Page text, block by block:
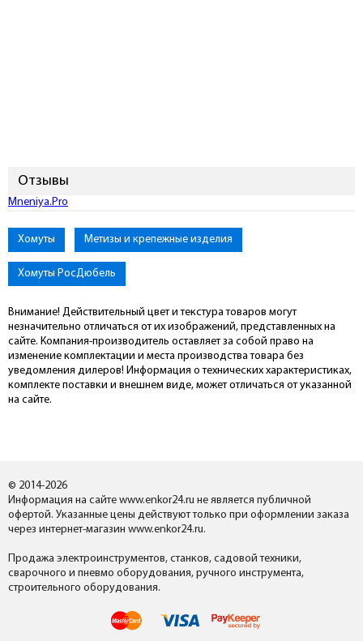
Отзывы
Mneniya.Pro
Хомуты Метизы и крепежные изделия
Хомуты РосДюбель
Внимание! Действительный цвет и текстура товаров могут
незначительно отличаться от их изображений, представленных на
сайте. Компания-производитель оставляет за собой право на
изменение комплектации и места производства товара без
уведомления дилеров! Информация о технических характеристиках,
комплекте поставки и внешнем виде, может отличаться от указанной
на сайте.
© 2014-2026
Информация на сайте www.enkor24.ru не является публичной
офертой. Указанные цены действуют только при оформлении заказа
через интернет-магазин www.enkor24.ru.
Продажа электроинструментов, станков, садовой техники,
сварочного и пневмо оборудования, ручного инструмента,
строительного оборудования.